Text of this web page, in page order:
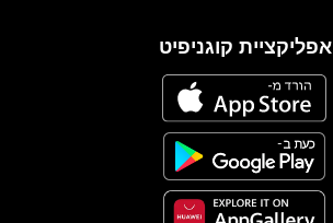
אפליקציית קוגניפיט